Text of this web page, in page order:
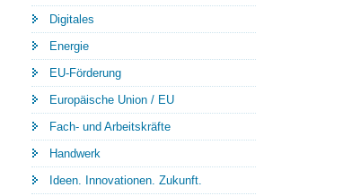
Digitales
Energie
EU-Förderung
Europäische Union / EU
Fach- und Arbeitskräfte
Handwerk
Ideen. Innovationen. Zukunft.